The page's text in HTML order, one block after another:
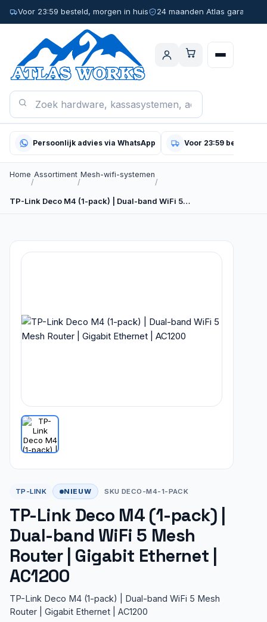
Voor 23:59 besteld, morgen in huis 24 maanden Atlas garantie
Persoonlijk advies via WhatsApp Voor 23:59 besteld,
Home
/
Assortiment
/
Mesh-wifi-systemen
/
TP-Link Deco M4 (1-pack) | Dual-band WiFi 5…
TP-LINK NIEUW SKU DECO-M4-1-PACK
TP-Link Deco M4 (1-pack) |
Dual-band WiFi 5 Mesh
Router | Gigabit Ethernet |
AC1200
TP-Link Deco M4 (1-pack) | Dual-band WiFi 5 Mesh
Router | Gigabit Ethernet | AC1200